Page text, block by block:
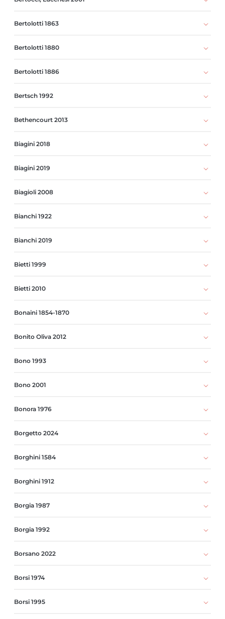
Bertolotti 1863
Bertolotti 1880
Bertolotti 1886
Bertsch 1992
Bethencourt 2013
Biagini 2018
Biagini 2019
Biagioli 2008
Bianchi 1922
Bianchi 2019
Bietti 1999
Bietti 2010
Bonaini 1854-1870
Bonito Oliva 2012
Bono 1993
Bono 2001
Bonora 1976
Borgetto 2024
Borghini 1584
Borghini 1912
Borgia 1987
Borgia 1992
Borsano 2022
Borsi 1974
Borsi 1995